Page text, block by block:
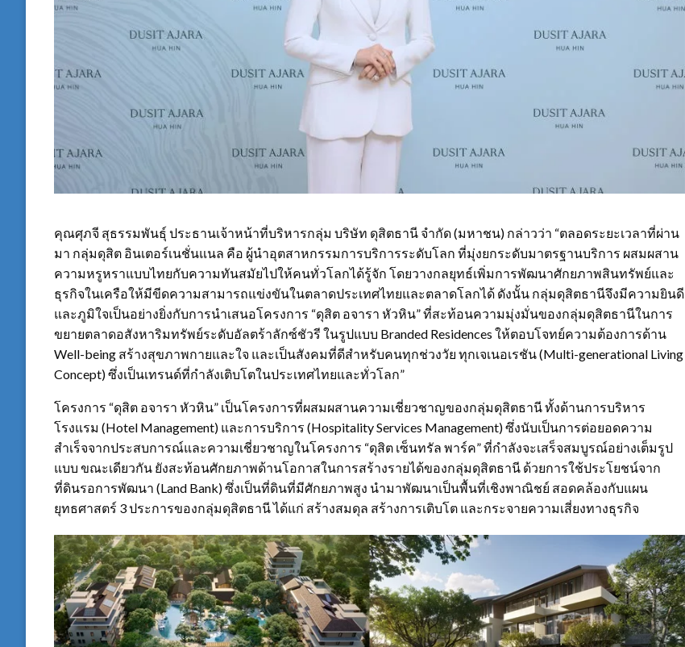
คุณศุภจี สุธรรมพันธุ์ ประธานเจ้าหน้าที่บริหารกลุ่ม บริษัท ดุสิตธานี จำกัด (มหาชน) กล่าวว่า “ตลอดระยะเวลาที่ผ่าน
มา กลุ่มดุสิต อินเตอร์เนชั่นแนล คือ ผู้นำอุตสาหกรรมการบริการระดับโลก ที่มุ่งยกระดับมาตรฐานบริการ ผสมผสาน
ความหรูหราแบบไทยกับความทันสมัยไปให้คนทั่วโลกได้รู้จัก โดยวางกลยุทธ์เพิ่มการพัฒนาศักยภาพสินทรัพย์และ
ธุรกิจในเครือให้มีขีดความสามารถแข่งขันในตลาดประเทศไทยและตลาดโลกได้ ดังนั้น กลุ่มดุสิตธานีจึงมีความยินดี
และภูมิใจเป็นอย่างยิ่งกับการนำเสนอโครงการ “ดุสิต อจารา หัวหิน” ที่สะท้อนความมุ่งมั่นของกลุ่มดุสิตธานีในการ
ขยายตลาดอสังหาริมทรัพย์ระดับอัลตร้าลักซ์ชัวรี ในรูปแบบ Branded Residences ให้ตอบโจทย์ความต้องการด้าน
Well-being สร้างสุขภาพกายและใจ และเป็นสังคมที่ดีสำหรับคนทุกช่วงวัย ทุกเจเนอเรชัน (Multi-generational Living
Concept) ซึ่งเป็นเทรนด์ที่กำลังเติบโตในประเทศไทยและทั่วโลก”
โครงการ “ดุสิต อจารา หัวหิน” เป็นโครงการที่ผสมผสานความเชี่ยวชาญของกลุ่มดุสิตธานี ทั้งด้านการบริหาร
โรงแรม (Hotel Management) และการบริการ (Hospitality Services Management) ซึ่งนับเป็นการต่อยอดความ
สำเร็จจากประสบการณ์และความเชี่ยวชาญในโครงการ “ดุสิต เซ็นทรัล พาร์ค” ที่กำลังจะเสร็จสมบูรณ์อย่างเต็มรูป
แบบ ขณะเดียวกัน ยังสะท้อนศักยภาพด้านโอกาสในการสร้างรายได้ของกลุ่มดุสิตธานี ด้วยการใช้ประโยชน์จาก
ที่ดินรอการพัฒนา (Land Bank) ซึ่งเป็นที่ดินที่มีศักยภาพสูง นำมาพัฒนาเป็นพื้นที่เชิงพาณิชย์ สอดคล้องกับแผน
ยุทธศาสตร์ 3 ประการของกลุ่มดุสิตธานี ได้แก่ สร้างสมดุล สร้างการเติบโต และกระจายความเสี่ยงทางธุรกิจ